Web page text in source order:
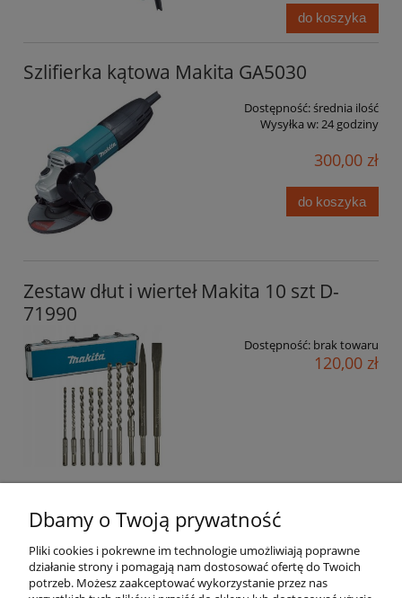
do koszyka
Szlifierka kątowa Makita GA5030
Dostępność:średnia ilość
Wysyłka w:24 godziny
300,00 zł
do koszyka
Zestaw dłut i wierteł Makita 10 szt D-
71990
Dostępność: brak towaru
120,00 zł
Pomoc
Moje konto
Dbamy o Twoją prywatność
Pliki cookies i pokrewne im technologie umożliwiają poprawne
działanie strony i pomagają nam dostosować ofertę do Twoich
potrzeb. Możesz zaakceptować wykorzystanie przez nas